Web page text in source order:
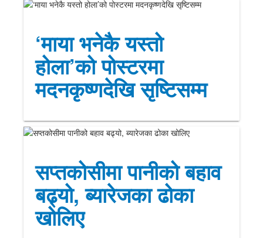
‘माया भनेकै यस्तो
होला’को पोस्टरमा
मदनकृष्णदेखि सृष्टिसम्म
सप्तकोसीमा पानीको बहाव
बढ्यो, ब्यारेजका ढोका
खोलिए